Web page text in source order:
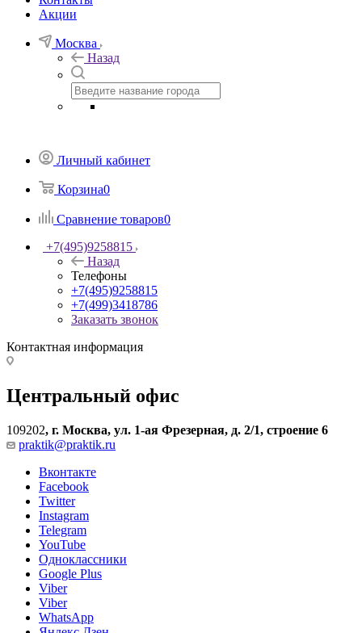
Акции
Москва
Назад
Личный кабинет
Корзина0
Сравнение товаров0
+7(495)9258815
Назад
Телефоны
+7(495)9258815
+7(499)3418786
Заказать звонок
Контактная информация
Центральный офис
109202, г. Москва, ул. 1-ая Фрезерная, д. 2/1, строение 6
praktik@praktik.ru
Вконтакте
Facebook
Twitter
Instagram
Telegram
YouTube
Одноклассники
Google Plus
Viber
Viber
WhatsApp